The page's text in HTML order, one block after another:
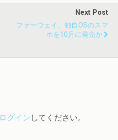
Next Post
ファーウェイ、独自OSのスマ
ホを10月に発売か
ログイン してください。